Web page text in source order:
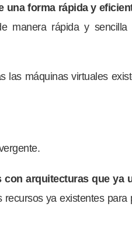
una forma rápida y
manera rápida y
las máquinas virtuales
arquitecturas que ya
ya existentes para